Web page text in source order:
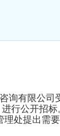
息
采购
询有限公司
进行公开招
处提出需